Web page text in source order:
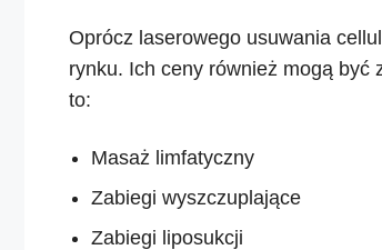
Oprócz laserowego usuwania
rynku. Ich ceny również mogą być
to:
Masaż limfatyczny
Zabiegi wyszczuplające
Zabiegi liposukcji